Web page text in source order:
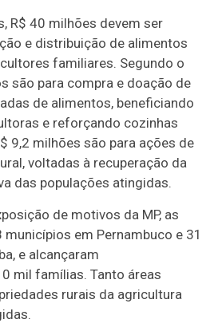
R$ 40 milhões devem ser
e distribuição de alimentos
familiares. Segundo o
são para compra e doação de
de alimentos, beneficiando
e reforçando cozinhas
9,2 milhões são para ações de
voltadas à recuperação da
das populações atingidas.
de motivos da MP, as
em Pernambuco e 31
e alcançaram
mil famílias. Tanto áreas
rurais da agricultura